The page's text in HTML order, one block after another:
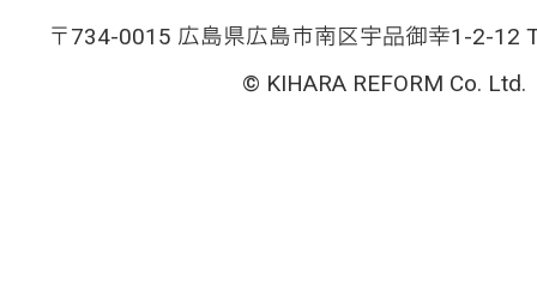
〒734-0015 広島県広島市南区宇品御幸1-2-12
© KIHARA REFORM Co. Ltd.